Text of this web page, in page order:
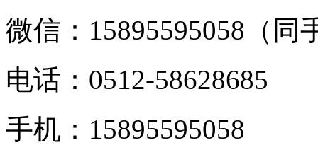
微信：15895595058（同
电话：0512-58628685
手机：15895595058